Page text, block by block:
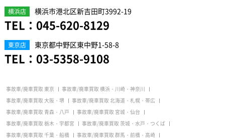
横浜店 横浜市港北区新吉田町3992-19
TEL： 045-620-8129
東京店 東京都中野区東中野1-58-8
TEL： 03-5358-9108
事故車/廃車買取 東京
事故車/廃車買取 横浜・川崎・神奈川
事故車/廃車買取 大阪・堺
事故車/廃車買取 北海道・札幌・帯広
事故車/廃車買取 青森・八戸
事故車/廃車買取 宮城・仙台
事故車/廃車買取 栃木・宇都宮
事故車/廃車買取 茨城・水戸・つくば
事故車/廃車買取 千葉・船橋
事故車/廃車買取 群馬・前橋・高崎